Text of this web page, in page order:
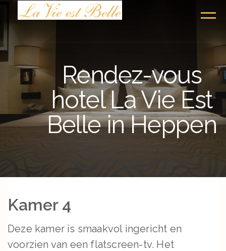
Rendez-vous
hotel La Vie Est
Belle in Heppen
Kamer 4
Deze kamer is smaakvol ingericht en
voorzien van een flatscreen-tv. Het